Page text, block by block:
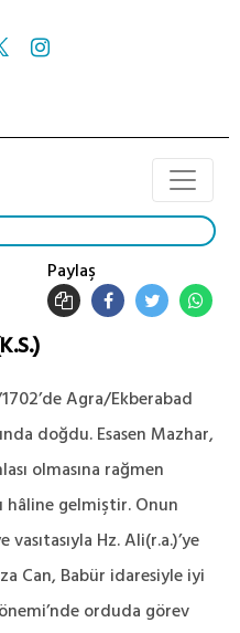
Paylaş
Agra/Ekberabad
doğdu. Esasen Mazhar,
olmasına rağmen
hâline gelmiştir. Onun
Hz. Ali(r.a.)’ye
Can, Babür idaresiyle iyi
orduda görev